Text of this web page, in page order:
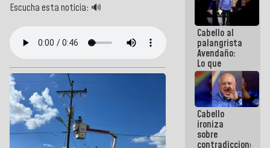
Escucha esta noticia: 🔊
Cabello al
palangrista
Avendaño:
Lo que
vayas a
escribir
hazlo hoy
por que no
sabemos si
la semana
que viene
Cabello
ironiza
sobre
contradicciones